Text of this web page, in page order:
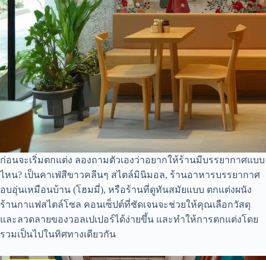
ก่อนจะเริ่มตกแต่ง ลองถามตัวเองว่าอยากให้ร้านมีบรรยากาศแบบ
ไหน? เป็นคาเฟ่สีขาวคลีนๆ สไตล์มินิมอล, ร้านอาหารบรรยากาศ
อบอุ่นเหมือนบ้าน (โฮมมี่), หรือร้านที่ดูทันสมัยแบบ ตกแต่งผนัง
ร้านกาแฟสไตล์โซล คอนเซ็ปต์ที่ชัดเจนจะช่วยให้คุณเลือกวัสดุ
และลวดลายของวอลเปเปอร์ได้ง่ายขึ้น และทำให้การตกแต่งโดย
รวมเป็นไปในทิศทางเดียวกัน